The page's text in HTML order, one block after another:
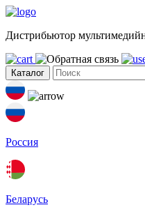
Дистрибьютор
Каталог
Россия
Беларусь